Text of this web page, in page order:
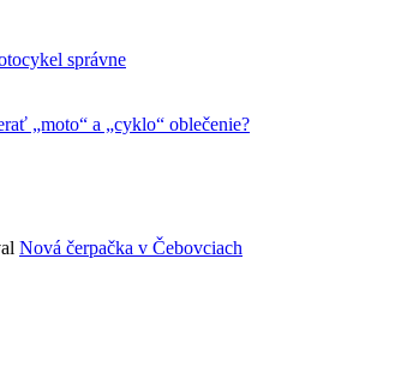
správne
„moto“ a „cyklo“ oblečenie?
Nová čerpačka v Čebovciach